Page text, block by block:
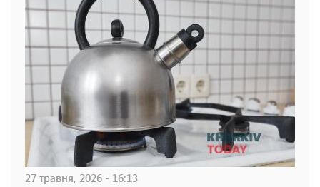
27 травня, 2026 - 16:13